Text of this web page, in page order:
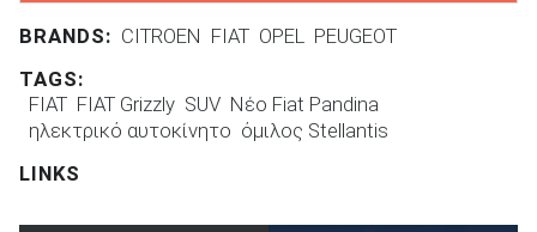
BRANDS: CITROEN FIAT OPEL PEUGEOT
TAGS:
FIAT FIAT Grizzly SUV Νέο Fiat Pandina
ηλεκτρικό αυτοκίνητο όμιλος Stellantis
LINKS